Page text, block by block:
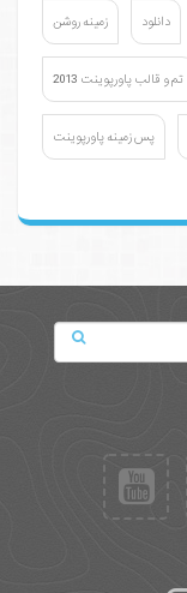
زمینه روشن دانلود
تم و قالب پاورپوینت 2013
پس زمینه پاورپوینت